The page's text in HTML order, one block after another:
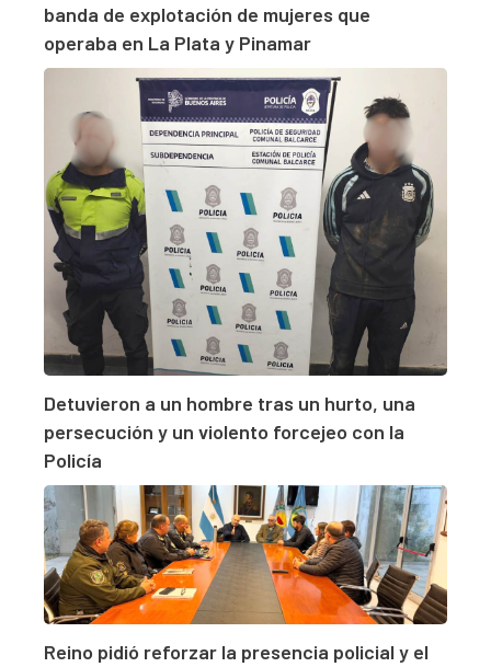
banda de explotación de mujeres que
operaba en La Plata y Pinamar
Detuvieron a un hombre tras un hurto, una
persecución y un violento forcejeo con la
Policía
Reino pidió reforzar la presencia policial y el